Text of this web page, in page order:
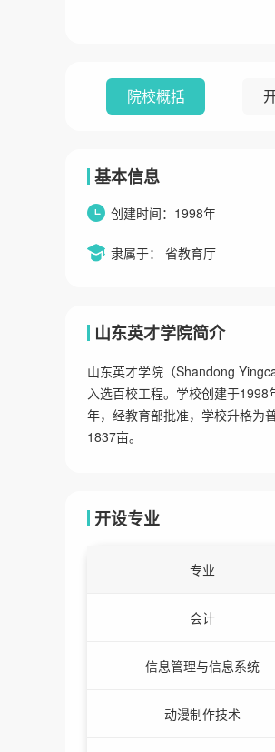
院校概括
基本信息
创建时间：1998年
隶属于： 省教育厅
山东英才学院简介
山东英才学院（Shandong
入选百校工程。学校创建于
年，经教育部批准，学校升格为
1837亩。
开设专业
专业
会计
信息管理与信息系统
动漫制作技术